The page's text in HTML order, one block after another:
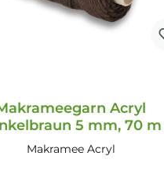
Acryl
5 mm, 70 m
Makramee Acryl